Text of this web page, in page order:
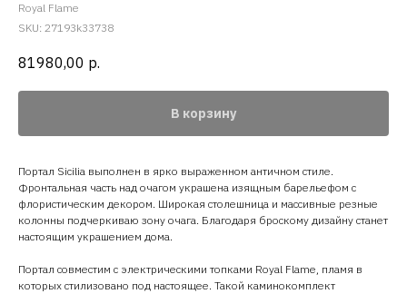
Royal Flame
SKU: 27193k33738
81980,00 р.
В корзину
Портал Sicilia выполнен в ярко выраженном античном стиле.
Фронтальная часть над очагом украшена изящным барельефом с
флористическим декором. Широкая столешница и массивные резные
колонны подчеркиваю зону очага. Благодаря броскому дизайну станет
настоящим украшением дома.
Портал совместим с электрическими топками Royal Flame, пламя в
которых стилизовано под настоящее. Такой каминокомплект